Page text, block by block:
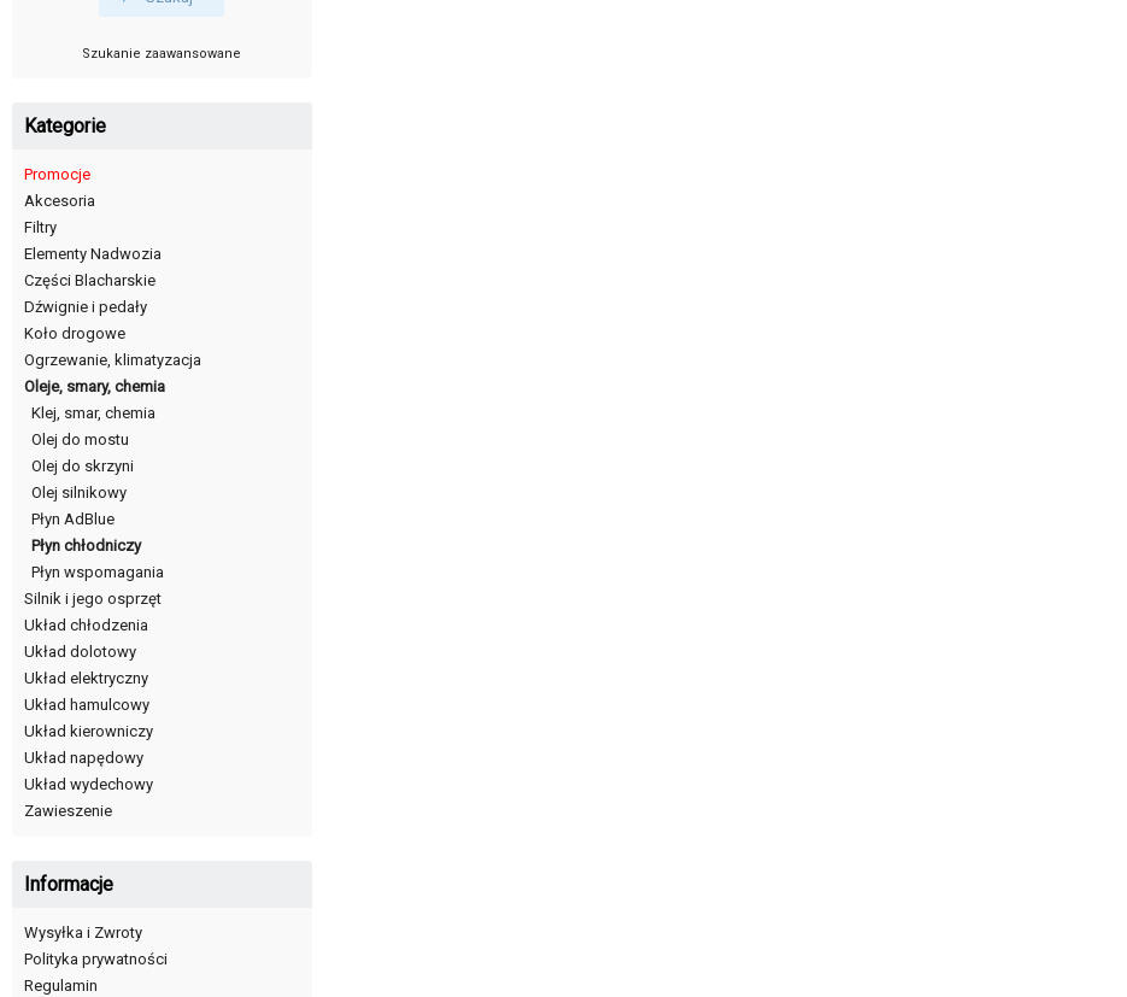
Szukanie zaawansowane
Kategorie
Promocje
Akcesoria
Filtry
Elementy Nadwozia
Części Blacharskie
Dźwignie i pedały
Koło drogowe
Ogrzewanie, klimatyzacja
Oleje, smary, chemia
Klej, smar, chemia
Olej do mostu
Olej do skrzyni
Olej silnikowy
Płyn AdBlue
Płyn chłodniczy
Płyn wspomagania
Silnik i jego osprzęt
Układ chłodzenia
Układ dolotowy
Układ elektryczny
Układ hamulcowy
Układ kierowniczy
Układ napędowy
Układ wydechowy
Zawieszenie
Informacje
Wysyłka i Zwroty
Polityka prywatności
Regulamin